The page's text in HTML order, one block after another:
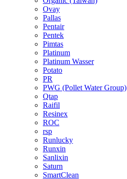
Ovay
Pallas
Pentair
Pentek
Pimtas
Platinum
Platinum Wasser
Potato
PR
PWG (Pollet Water Group)
Qtap
Raifil
Resinex
ROC
rsp
Runlucky
Runxin
Sanlixin
Saturn
SmartClean